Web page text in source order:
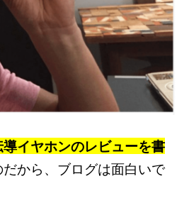
導イヤホンのレビューを書
から、ブログは面白いで